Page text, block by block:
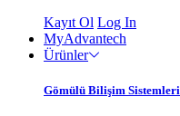
Kayıt Ol Log In
MyAdvantech
Ürünler
Gömülü Bilişim Sistemleri